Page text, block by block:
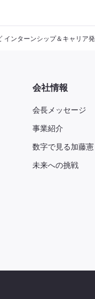
インターンシップ＆キャリア
会社情報
会長メッセージ
事業紹介
数字で見る加藤憲
未来への挑戦